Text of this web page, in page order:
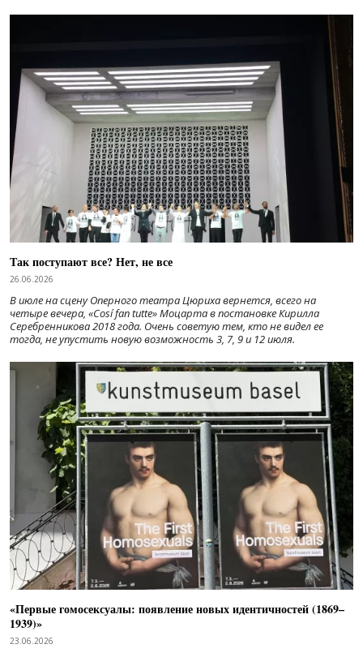
Так поступают все? Нет, не все
26.06.2026
В июле на сцену Оперного театра Цюриха вернется, всего на
четыре вечера, «Cosí fan tutte» Моцарта в постановке Кирилла
Серебренникова 2018 года. Очень советую тем, кто не видел ее
тогда, не упустить новую возможность 3, 7, 9 и 12 июля.
«Первые гомосексуалы: появление новых идентичностей (1869–
1939)»
23.06.2026